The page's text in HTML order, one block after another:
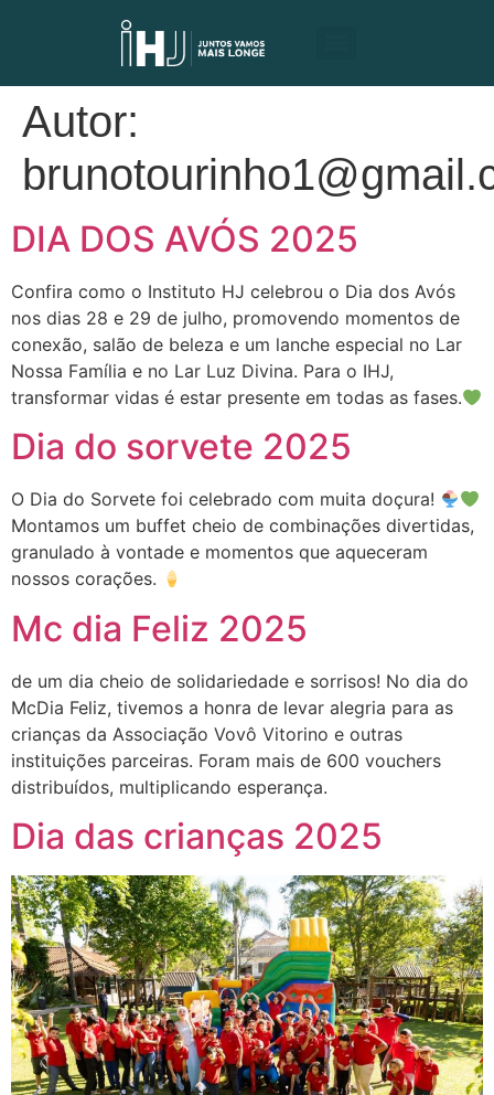
Autor:
DIA DOS AVÓS 2025
Confira como o Instituto HJ celebrou o Dia dos Avós
nos dias 28 e 29 de julho, promovendo momentos de
conexão, salão de beleza e um lanche especial no Lar
Nossa Família e no Lar Luz Divina. Para o IHJ,
transformar vidas é estar presente em todas as fases.
Dia do sorvete 2025
O Dia do Sorvete foi celebrado com muita doçura!
Montamos um buffet cheio de combinações divertidas,
granulado à vontade e momentos que aqueceram
nossos corações.
Mc dia Feliz 2025
de um dia cheio de solidariedade e sorrisos! No dia do
McDia Feliz, tivemos a honra de levar alegria para as
crianças da Associação Vovô Vitorino e outras
instituições parceiras. Foram mais de 600 vouchers
distribuídos, multiplicando esperança.
Dia das crianças 2025